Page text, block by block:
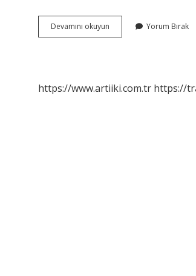
Devamını okuyun
Hangi
Yorum Bırak
https://www.artiiki.com.tr https://